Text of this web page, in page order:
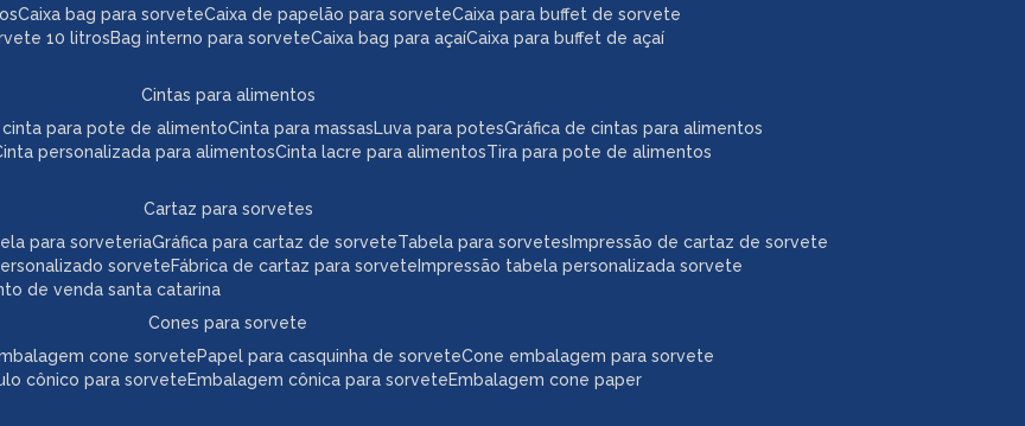
caixa bag para sorvete
caixa de papelão para sorvete
10 litros caixa bag para açaí
bag interno para sorvete
caixa para buffet de sorvete
caixa para buffet de açaí
cartaz para sorvetes
para sorveteria
gráfica para cartaz de sorvete
tabela para sorvetes
sorvete impressão tabela personalizada sorvete
fábrica de cartaz para sorvete
impressão de cartaz de sorvete
de venda santa catarina
cintas para alimentos
cinta para pote de alimento
cinta para massas luva para potes
cinta lacre para alimentos
cinta personalizada para alimentos
gráfica de cintas para alimentos
tira para pote de alimentos
cones para sorvete
cone sorvete
papel para casquinha de sorvete
embalagem cônica para sorvete
cônico para sorvete
cone embalagem para sorvete
embalagem cone paper